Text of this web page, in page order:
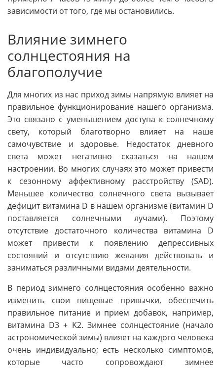
зависимости от того, где мы остановились.
Влияние зимнего
солнцестояния на
благополучие
Для многих из нас приход зимы напрямую влияет на
правильное функционирование нашего организма.
Это связано с уменьшением доступа к солнечному
свету, который благотворно влияет на наше
самочувствие и здоровье. Недостаток дневного
света может негативно сказаться на нашем
настроении. Во многих случаях это может привести
к сезонному аффективному расстройству (SAD).
Меньшее количество солнечного света вызывает
дефицит витамина D в нашем организме (витамин D
поставляется солнечными лучами). Поэтому
отсутствие достаточного количества витамина D
может привести к появлению депрессивных
состояний и отсутствию желания действовать и
заниматься различными видами деятельности.
В период зимнего солнцестояния особенно важно
изменить свои пищевые привычки, обеспечить
правильное питание и прием добавок, например,
витамина D3 + K2. Зимнее солнцестояние (начало
астрономической зимы) влияет на каждого человека
очень индивидуально; есть несколько симптомов,
которые часто сопровождают зимнее